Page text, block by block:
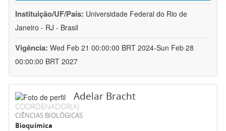
Instituição/UF/País: Universidade Federal do Rio de
Janeiro - RJ - Brasil
Vigência: Wed Feb 21 00:00:00 BRT 2024-Sun Feb 28
00:00:00 BRT 2027
Adelar Bracht
COORDENADOR(A)
CIÊNCIAS BIOLÓGICAS
Bioquímica